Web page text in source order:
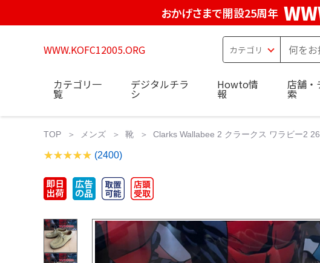
おかげさまで開設25周年
WWW.KOFC12005.ORG
カテゴリ一
覧
デジタルチラ
シ
Howto情
報
店舗・
索
TOP メンズ 靴 Clarks Wallabee 2 クラークス ワラビー2
(2400)